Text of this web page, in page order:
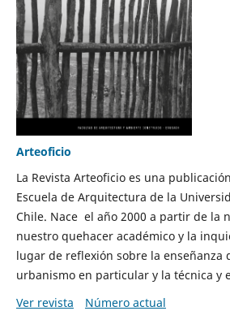
Arteoficio
La Revista Arteoficio es una
Escuela de Arquitectura de la
Chile. Nace el año 2000 a partir de la
nuestro quehacer académico y la
lugar de reflexión sobre la enseñanza
urbanismo en particular y la técnica y
Ver revista
Número actual